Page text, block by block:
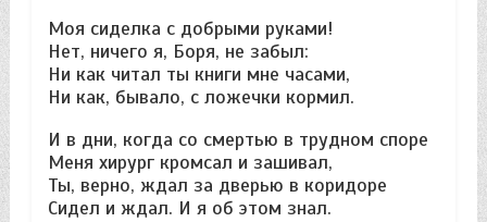
Моя сиделка с добрыми руками!
Нет, ничего я, Боря, не забыл:
Ни как читал ты книги мне часами,
Ни как, бывало, с ложечки кормил.
И в дни, когда со смертью в трудном споре
Меня хирург кромсал и зашивал,
Ты, верно, ждал за дверью в коридоре
Сидел и ждал. И я об этом знал.